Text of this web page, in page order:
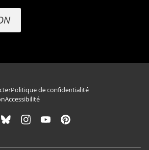
pied de page
Politique de confidentialité
Accessibilité